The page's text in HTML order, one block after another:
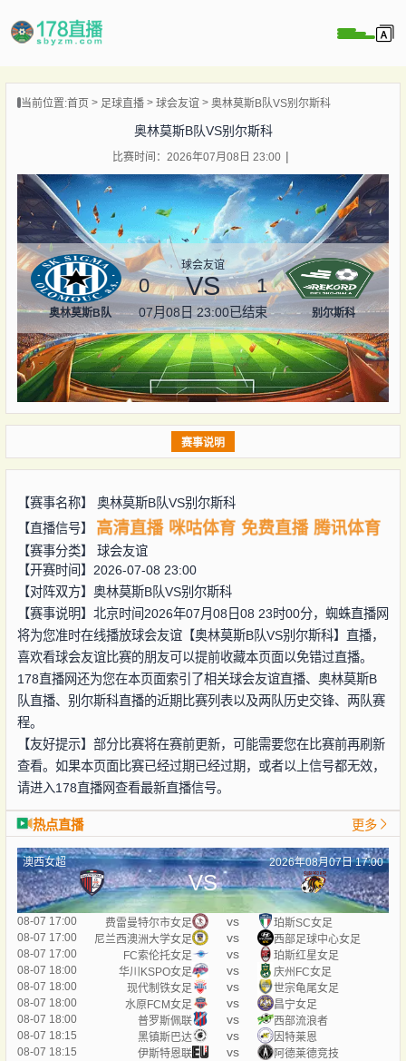
当前位置:首页 足球直播 球会友谊 奥林莫斯B队VS别尔斯科
奥林莫斯B队VS别尔斯科
比赛时间：2026年07月08日 23:00
奥林莫斯B队
球会友谊
0 VS 1
07月08日 23:00已结束 别尔斯科
赛事说明
【赛事名称】 奥林莫斯B队VS别尔斯科
【直播信号】
高清直播 咪咕体育 免费直播 腾讯体育
【赛事分类】 球会友谊
【开赛时间】2026-07-08 23:00
【对阵双方】 奥林莫斯B队VS别尔斯科
【赛事说明】北京时间2026年07月08日08 23时00分，蜘蛛直播网
将为您准时在线播放球会友谊【奥林莫斯B队VS别尔斯科】直播，
喜欢看球会友谊比赛的朋友可以提前收藏本页面以免错过直播。
178直播网还为您在本页面索引了相关球会友谊直播、奥林莫斯B
队直播、别尔斯科直播的近期比赛列表以及两队历史交锋、两队赛
程。
【友好提示】部分比赛将在赛前更新，可能需要您在比赛前再刷新
查看。如果本页面比赛已经过期已经过期，或者以上信号都无效，
请进入178直播网查看最新直播信号。
热点直播 更多
澳西女超 2026年08月07日 17:00
VS
08-07 17:00 费雷曼特尔市女足 vs
珀斯SC女足
08-07 17:00
尼兰西澳洲大学女足 vs
西部足球中心女足
08-07 17:00
FC索伦托女足 vs
珀斯红星女足
08-07 18:00
华川KSPO女足 vs
庆州FC女足
08-07 18:00
现代制铁女足 vs
世宗龟尾女足
08-07 18:00
水原FCM女足 vs
昌宁女足
08-07 18:00
普罗斯佩联 vs
西部流浪者
08-07 18:15
黑镇斯巴达 vs
因特莱恩
08-07 18:15
伊斯特恩联 vs 阿德莱德竞技